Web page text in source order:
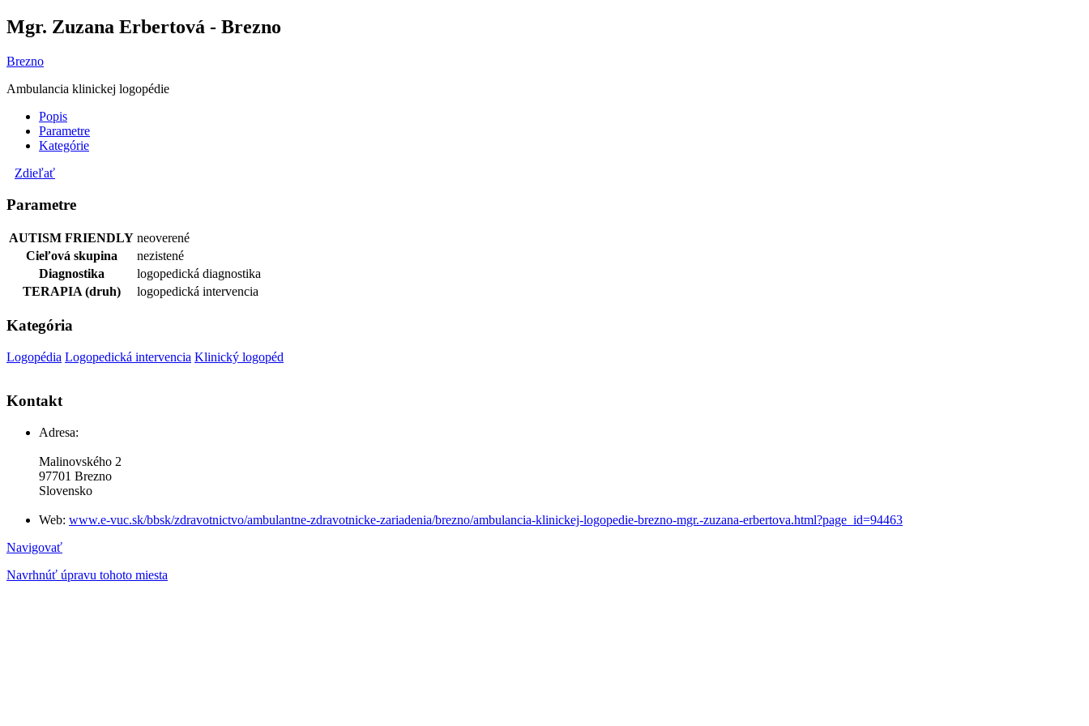
Mgr. Zuzana Erbertová - Brezno
Brezno
Ambulancia klinickej logopédie
Popis
Parametre
Kategórie
Zdieľať
Parametre
AUTISM FRIENDLY neoverené
Cieľová skupina
nezistené
Diagnostika
logopedická diagnostika
TERAPIA (druh)
logopedická intervencia
Kategória
Logopédia Logopedická intervencia Klinický logopéd
Kontakt
Adresa:
Malinovského 2
97701 Brezno
Slovensko
Web: www.e-vuc.sk/bbsk/zdravotnictvo/ambulantne-zdravotnicke-zariadenia/brezno/ambulancia-klinickej-logopedie-brezno-mgr.-zuzana-erbertova.html?page_id=94463
Navigovať
Navrhnúť úpravu tohoto miesta